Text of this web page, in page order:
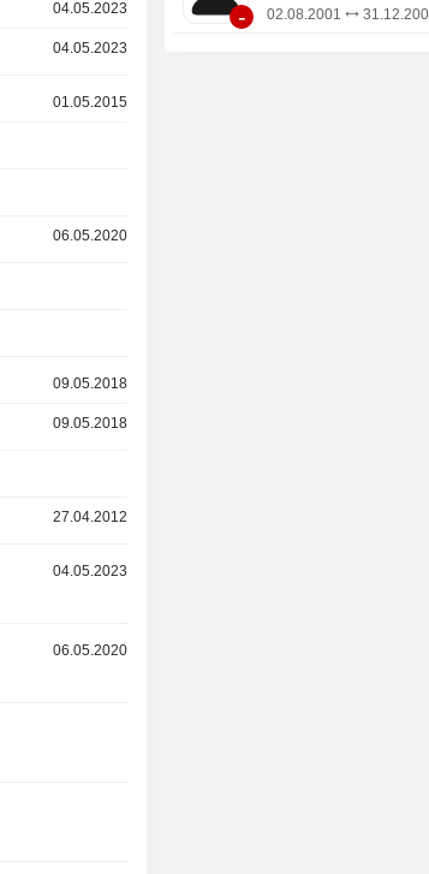
04.05.2023
04.05.2023
01.05.2015
06.05.2020
09.05.2018
09.05.2018
27.04.2012
04.05.2023
06.05.2020
-
02.08.2001